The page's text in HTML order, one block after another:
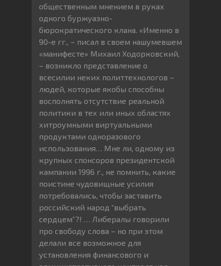
общественным мнением в руках
одного буржуазно-
бюрократического клана. «Именно в
90-е гг., – писал в своем нашумевшем
«манифесте» Михаил Ходорковский,
– возникло представление о
всесилии неких политтехнологов –
людей, которые якобы способны
восполнять отсутствие реальной
политики в тех или иных областях
хитроумными виртуальными
продуктами одноразового
использования… Мне ли, одному из
крупных спонсоров президентской
кампании 1996 г., не помнить, какие
поистине чудовищные усилия
потребовались, чтобы заставить
российский народ “выбрать
сердцем”?! … Либералы говорили
про свободу слова – но при этом
делали все возможное для
установления финансового и